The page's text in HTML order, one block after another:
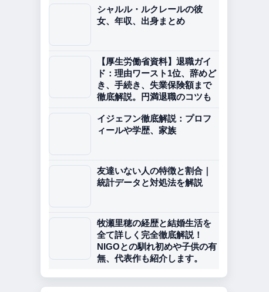
シャルル・ルクレールの彼
女、年収、出身まとめ
【厚生労働省資料】退職ガイ
ド：理由ワースト1位、辞めど
き、手続き、失業保険額まで
徹底解説。円満退職のコツも
イジェフン徹底解説：プロフ
ィールや学歴、家族
友達いない人の特徴と割合｜
統計データと対処法を解説
牧瀬里穂の経歴と結婚生活を
全て詳しく完全徹底解説！
NIGOとの馴れ初めや子供の有
無、代表作も紹介します。